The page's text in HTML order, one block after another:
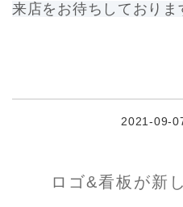
来店をお待ちしておりま
2021-09-
ロゴ&看板が新